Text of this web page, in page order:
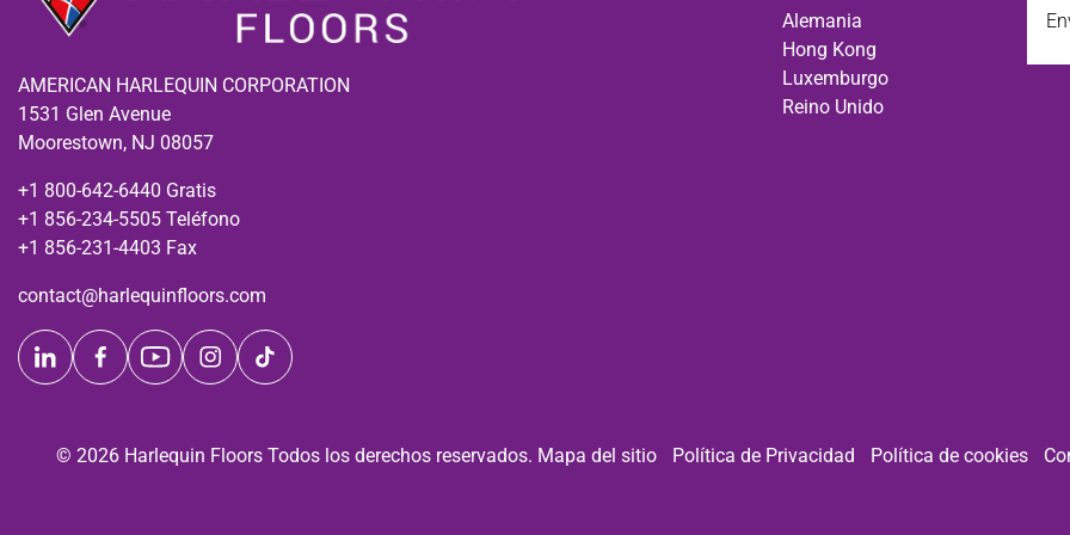
AMERICAN HARLEQUIN CORPORATION
1531 Glen Avenue
Moorestown, NJ 08057
+1 800-642-6440 Gratis
+1 856-234-5505 Teléfono
+1 856-231-4403 Fax
contact@harlequinfloors.com
Alemania
Hong Kong
Luxemburgo
Reino Unido
un
© 2026 Harlequin Floors Todos los derechos reservados. Mapa del sitio Política de Privacidad Política de cookies